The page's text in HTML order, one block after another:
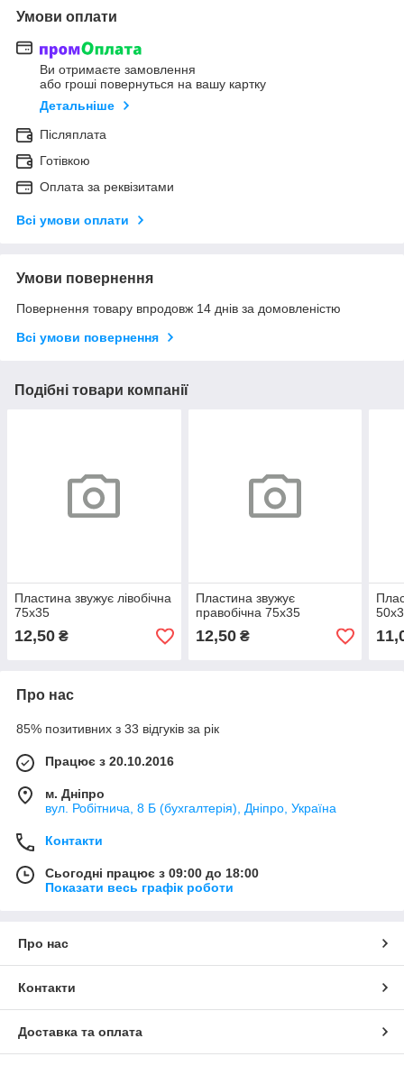
Умови оплати
Ви отримаєте замовлення
або гроші повернуться на вашу картку
Детальніше
Післяплата
Готівкою
Оплата за реквізитами
Всі умови оплати
Умови повернення
Повернення товару впродовж 14 днів за домовленістю
Всі умови повернення
Подібні товари компанії
Пластина звужує лівобічна
75х35
12,50 ₴
Пластина звужує
правобічна 75х35
12,50₴
Про нас
85% позитивних з 33 відгуків за рік
Працює з 20.10.2016
м. Дніпро
вул. Робітнича, 8 Б (бухгалтерія), Дніпро, Україна
Контакти
Сьогодні працює з 09:00 до 18:00
Показати весь графік роботи
Про нас
Контакти
Доставка та оплата